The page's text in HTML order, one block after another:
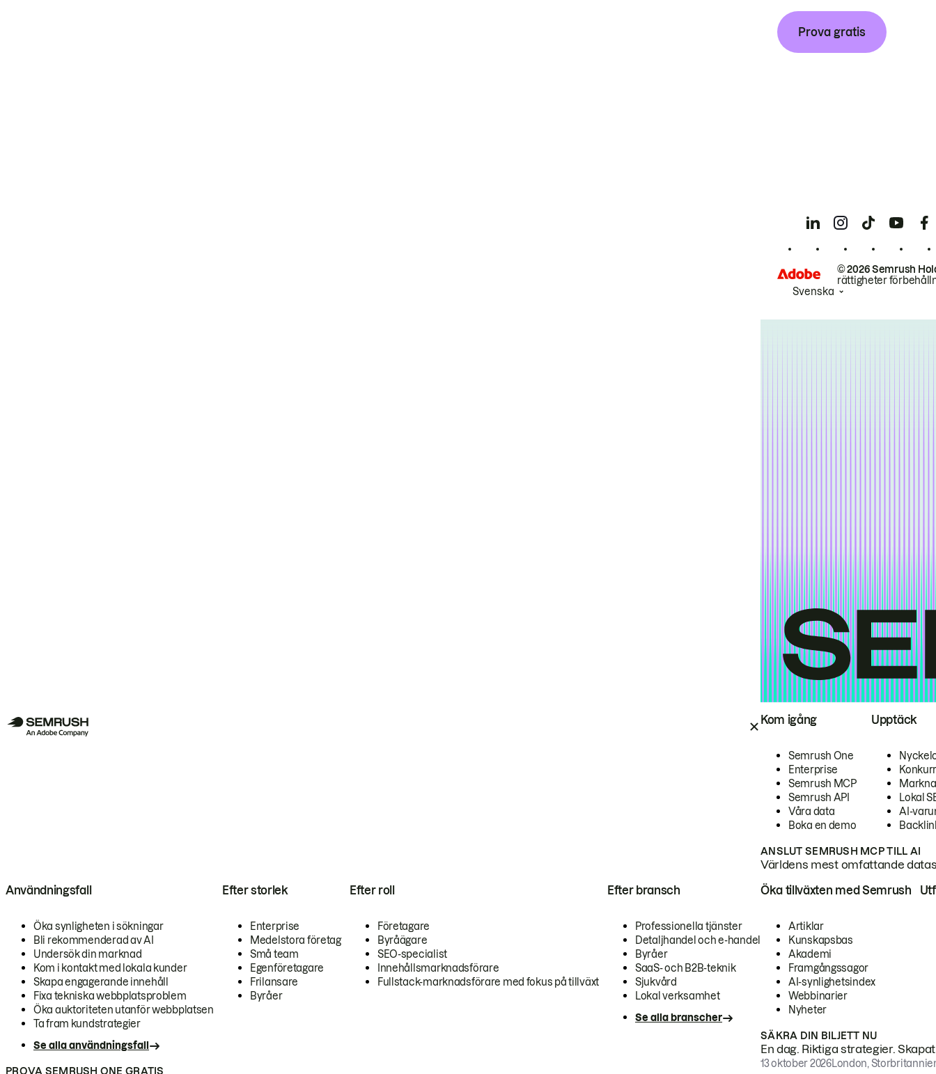
Kom igång
Semrush One
Enterprise
Semrush MCP
Semrush API
Våra data
Boka en demo
Upptäck
Lokal
AI-
ANSLUT SEMRUSH MCP TILL AI
Världens mest omfattande
Användningsfall
Öka synligheten i sökningar
Bli rekommenderad av AI
Undersök din marknad
Kom i kontakt med lokala kunder
Skapa engagerande innehåll
Fixa tekniska webbplatsproblem
Öka auktoriteten utanför webbplatsen
Ta fram kundstrategier
Se alla användningsfall
Efter storlek
Enterprise
Medelstora företag
Små team
Egenföretagare
Frilansare
Byråer
Efter roll
Företagare
Byråägare
SEO-specialist
Innehållsmarknadsförare
Fullstack-marknadsförare med fokus på tillväxt
Efter bransch
Professionella tjänster
Detaljhandel och e-handel
Byråer
SaaS- och B2B-teknik
Sjukvård
Lokal verksamhet
Se alla branscher
PROVA SEMRUSH ONE GRATIS
Öka tillväxten med Semrush
Artiklar
Kunskapsbas
Akademi
Framgångssagor
AI-synlighetsindex
Webbinarier
Nyheter
SÄKRA DIN BILJETT NU
En dag. Riktiga strategier.
13 oktober 2026London,
Prova gratis
© 2026 Semrush
rättigheter
Svenska